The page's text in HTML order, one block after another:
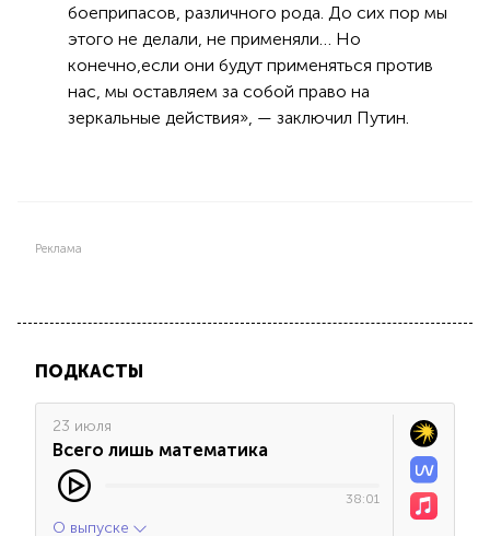
боеприпасов, различного рода. До сих пор мы
этого не делали, не применяли… Но
конечно,если они будут применяться против
нас, мы оставляем за собой право на
зеркальные действия», — заключил Путин.
Реклама
ПОДКАСТЫ
23 июля
Всего лишь математика
38:01
О выпуске